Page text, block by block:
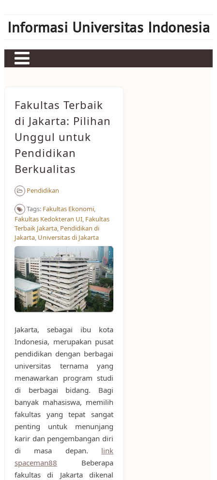
content
Informasi Universitas Indonesia
Sbobet
Mahjong Ways 2
Server Kamboja
Server Thailand
bonus new member
Fakultas Terbaik
di Jakarta: Pilihan
Unggul untuk
Pendidikan
Berkualitas
Pendidikan
Tags: Fakultas Ekonomi,
Fakultas Kedokteran UI, Fakultas
Terbaik Jakarta, Pendidikan di
Jakarta, Universitas di Jakarta
Jakarta, sebagai ibu kota
Indonesia, merupakan pusat
pendidikan dengan berbagai
universitas ternama yang
menawarkan program studi
di berbagai bidang. Bagi
banyak mahasiswa, memilih
fakultas yang tepat sangat
penting untuk menunjang
karir dan pengembangan diri
di masa depan. link
spaceman88 Beberapa
fakultas di Jakarta dikenal